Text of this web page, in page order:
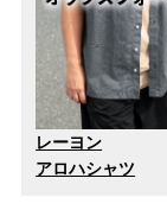
レーヨン
アロハシャツ